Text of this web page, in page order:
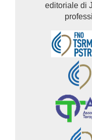
editoriale di